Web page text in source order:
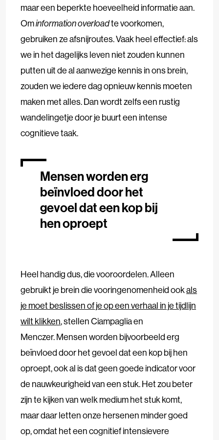
maar een beperkte hoeveelheid informatie aan.
Ominformation overloadte voorkomen,
gebruiken ze afsnijroutes. Vaak heel effectief: als
we in het dagelijks leven niet zouden kunnen
putten uit de al aanwezige kennis in ons brein,
zouden we iedere dag opnieuw kennis moeten
maken met alles. Dan wordt zelfs een rustig
wandelingetje door je buurt een intense
cognitieve taak.
Mensen worden erg
beïnvloed door het
gevoel dat een kop bij
hen oproept
Heel handig dus, die vooroordelen. Alleen
gebruikt je brein die vooringenomenheid ookals
je moet beslissen of je op een verhaal in je tijdlijn
wilt klikken, stellen Ciampaglia en
Menczer. Mensen worden bijvoorbeeld erg
beïnvloed door het gevoel dat een kop bij hen
oproept, ook al is dat geen goede indicator voor
de nauwkeurigheid van een stuk. Het zou beter
zijn te kijken van welk medium het stuk komt,
maar daar letten onze hersenen minder goed
op, omdat het een cognitief intensievere